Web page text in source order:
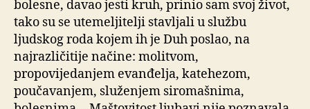
bolesne, davao jesti kruh, prinio sam svoj život,
tako su se utemeljitelji stavljali u službu
ljudskog roda kojem ih je Duh poslao, na
najrazličitije načine: molitvom,
propovijedanjem evanđelja, katehezom,
poučavanjem, služenjem siromašnima,